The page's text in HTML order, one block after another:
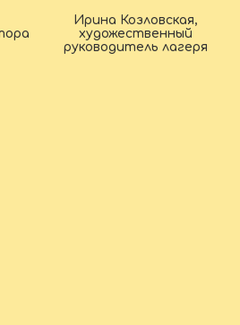
Ирина Козловская,
художественный
руководитель лагеря